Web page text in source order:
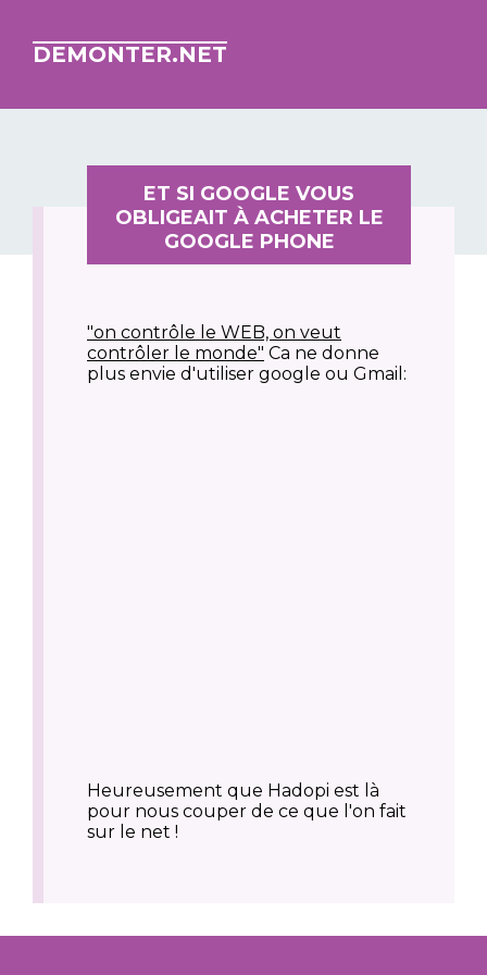
DEMONTER.NET
ET SI GOOGLE VOUS
OBLIGEAIT À ACHETER LE
GOOGLE PHONE
"on contrôle le WEB, on veut
contrôler le monde" Ca ne donne
plus envie d'utiliser google ou Gmail:
Heureusement que Hadopi est là
pour nous couper de ce que l'on fait
sur le net !